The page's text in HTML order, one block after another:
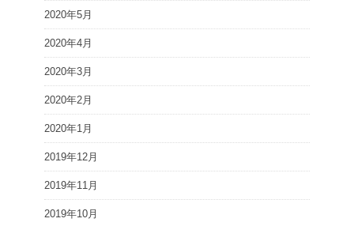
2020年5月
2020年4月
2020年3月
2020年2月
2020年1月
2019年12月
2019年11月
2019年10月